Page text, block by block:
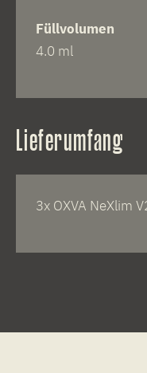
Füllvolumen
4.0 ml
Lieferumfang
3x OXVA NeXlim